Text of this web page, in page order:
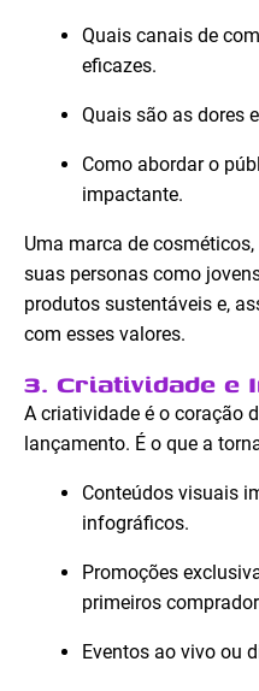
Quais canais de
eficazes.
Quais são as dores
Como abordar o
impactante.
Uma marca de
suas personas como
produtos sustentáveis e,
com esses valores.
3. Criatividade e
A criatividade é o coração
lançamento. É o que a
Conteúdos visuais
infográficos.
Promoções
primeiros
Eventos ao vivo ou